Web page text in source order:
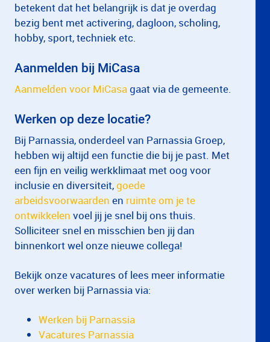
betekent dat het belangrijk is dat je overdag
bezig bent met activering, dagloon, scholing,
hobby, sport, techniek etc.
Aanmelden bij MiCasa
Aanmelden voor MiCasa gaat via de gemeente.
Werken op deze locatie?
Bij Parnassia, onderdeel van Parnassia Groep,
hebben wij altijd een functie die bij je past. Met
een fijn en veilig werkklimaat met oog voor
inclusie en diversiteit, goede
arbeidsvoorwaarden en ruimte om je te
ontwikkelen voel jij je snel bij ons thuis.
Solliciteer snel en misschien ben jij dan
binnenkort wel onze nieuwe collega!
Bekijk onze vacatures of lees meer informatie
over werken bij Parnassia via:
Werken bij Parnassia
Vacatures Parnassia